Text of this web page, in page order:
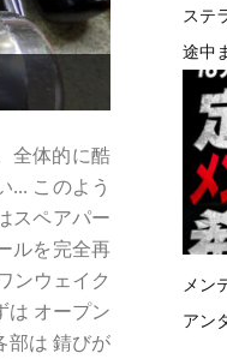
全体的に酷
... このよう
スペアパー
ルを完全再
ンウェイク
は オープン
部は 錆びが
ステ
途中
メン
アン